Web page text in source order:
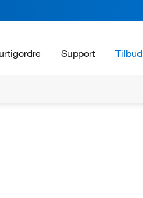
Support Tilbud